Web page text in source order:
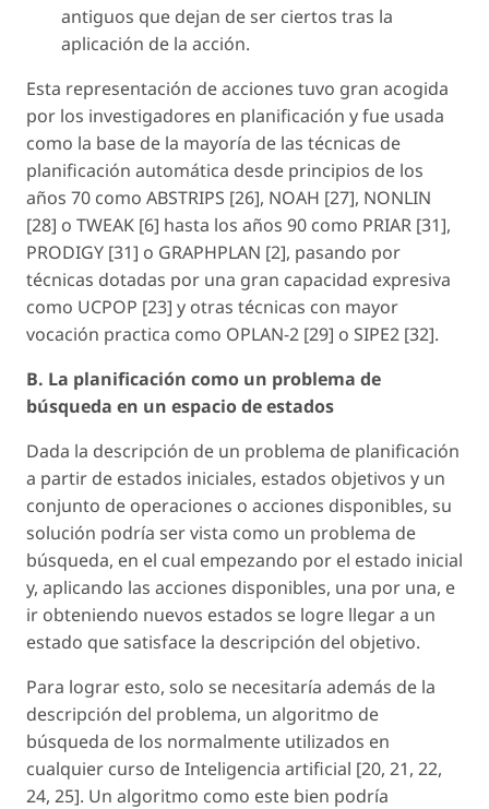
antiguos que dejan de ser ciertos tras la
aplicación de la acción.
Esta representación de acciones tuvo gran acogida
por los investigadores en planificación y fue usada
como la base de la mayoría de las técnicas de
planificación automática desde principios de los
años 70 como ABSTRIPS [26], NOAH [27], NONLIN
[28] o TWEAK [6] hasta los años 90 como PRIAR [31],
PRODIGY [31] o GRAPHPLAN [2], pasando por
técnicas dotadas por una gran capacidad expresiva
como UCPOP [23] y otras técnicas con mayor
vocación practica como OPLAN-2 [29] o SIPE2 [32].
B. La planificación como un problema de
búsqueda en un espacio de estados
Dada la descripción de un problema de planificación
a partir de estados iniciales, estados objetivos y un
conjunto de operaciones o acciones disponibles, su
solución podría ser vista como un problema de
búsqueda, en el cual empezando por el estado inicial
y, aplicando las acciones disponibles, una por una, e
ir obteniendo nuevos estados se logre llegar a un
estado que satisface la descripción del objetivo.
Para lograr esto, solo se necesitaría además de la
descripción del problema, un algoritmo de
búsqueda de los normalmente utilizados en
cualquier curso de Inteligencia artificial [20, 21, 22,
24, 25]. Un algoritmo como este bien podría